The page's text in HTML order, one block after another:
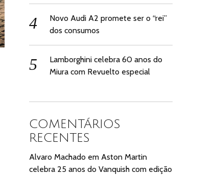
Novo Audi A2 promete ser o “rei”
dos consumos
Lamborghini celebra 60 anos do
Miura com Revuelto especial
COMENTÁRIOS
RECENTES
Alvaro Machado emAston Martin
celebra 25 anos do Vanquish com edição